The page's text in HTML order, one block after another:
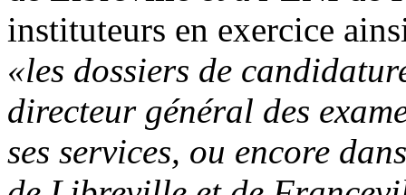
instituteurs en exercice
«les dossiers de
directeur général des
ses services, ou encore